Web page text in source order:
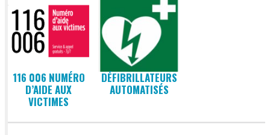
116 006 NUMÉRO
D’AIDE AUX
VICTIMES
DÉFIBRILLATEURS
AUTOMATISÉS